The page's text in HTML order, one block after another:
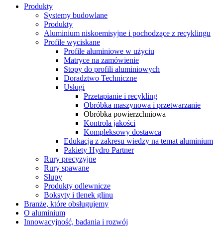
Produkty
Systemy budowlane
Produkty
Aluminium niskoemisyjne i pochodzące z recyklingu
Profile wyciskane
Profile aluminiowe w użyciu
Matryce na zamówienie
Stopy do profili aluminiowych
Doradztwo Techniczne
Usługi
Przetapianie i recykling
Obróbka maszynowa i przetwarzanie
Obróbka powierzchniowa
Kontrola jakości
Kompleksowy dostawca
Edukacja z zakresu wiedzy na temat aluminium
Pakiety Hydro Partner
Rury precyzyjne
Rury spawane
Słupy
Produkty odlewnicze
Boksyty i tlenek glinu
Branże, które obsługujemy
O aluminium
Innowacyjność, badania i rozwój